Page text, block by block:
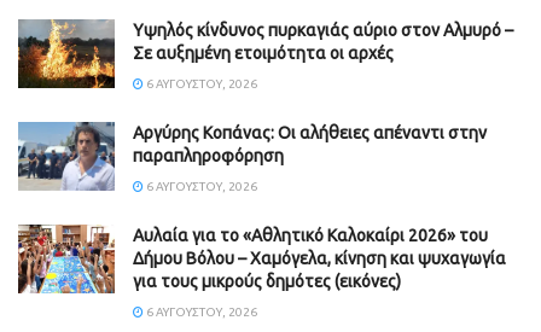
Υψηλός κίνδυνος πυρκαγιάς αύριο στον Αλμυρό –
Σε αυξημένη ετοιμότητα οι αρχές
6 ΑΥΓΟΎΣΤΟΥ, 2026
Aργύρης Κοπάνας: Οι αλήθειες απέναντι στην
παραπληροφόρηση
6 ΑΥΓΟΎΣΤΟΥ, 2026
Αυλαία για το «Αθλητικό Καλοκαίρι 2026» του
Δήμου Βόλου – Χαμόγελα, κίνηση και ψυχαγωγία
για τους μικρούς δημότες (εικόνες)
6 ΑΥΓΟΎΣΤΟΥ, 2026